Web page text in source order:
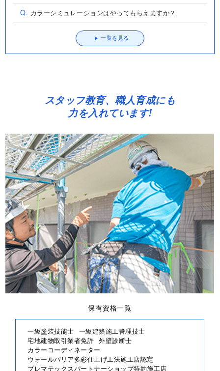
Q. カラーシミュレーションはやってもらえますか？
一覧を見る
スタッフ教育、職人育成にも
力を入れています!
保有資格一覧
一級塗装技能士 一級建築施工管理技士
宅地建物取引業者免許 外壁診断士
カラーコーディネーター
ウォールバリア多彩仕上げ工法施工店認定
プレマテックスパートナーショップ特約施工店